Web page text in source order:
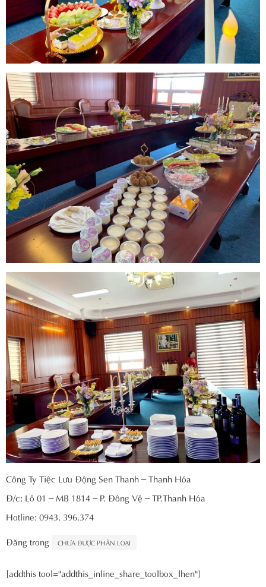
Công Ty Tiệc Lưu Động Sen Thanh – Thanh Hóa
Đ/c: Lô 01 – MB 1814 – P. Đông Vệ – TP.Thanh Hóa
Hotline: 0943. 396.374
Đăng trong
CHƯA ĐƯỢC PHÂN LOẠI
[addthis tool="addthis_inline_share_toolbox_lhen"]